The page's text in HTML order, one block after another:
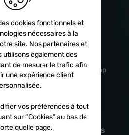
Service client
professionnel
De 8h à 17h Non-stop
Paiement en
x3 fois
cookies fonctionnels et
nécessaires à la
site. Nos partenaires et
utilisons également des
de mesurer le trafic afin
une expérience client
vos préférences à tout
sur “Cookies” au bas de
quelle page.